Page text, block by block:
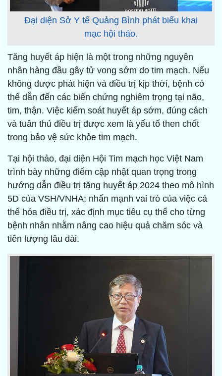
Đại diện Sở Y tế Quảng Bình phát biểu khai
mạc hội thảo.
Tăng huyết áp hiện là một trong những nguyên
nhân hàng đầu gây tử vong sớm do tim mạch. Nếu
không được phát hiện và điều trị kịp thời, bệnh có
thể dẫn đến các biến chứng nghiêm trọng tại não,
tim, thận. Việc kiểm soát huyết áp sớm, đúng cách
và tuân thủ điều trị được xem là yếu tố then chốt
trong bảo vệ sức khỏe tim mạch.
Tại hội thảo, đại diện Hội Tim mạch học Việt Nam
trình bày những điểm cập nhật quan trọng trong
hướng dẫn điều trị tăng huyết áp 2024 theo mô hình
5D của VSH/VNHA; nhấn mạnh vai trò của việc cá
thể hóa điều trị, xác định mục tiêu cụ thể cho từng
bệnh nhân nhằm nâng cao hiệu quả chăm sóc và
tiên lượng lâu dài.